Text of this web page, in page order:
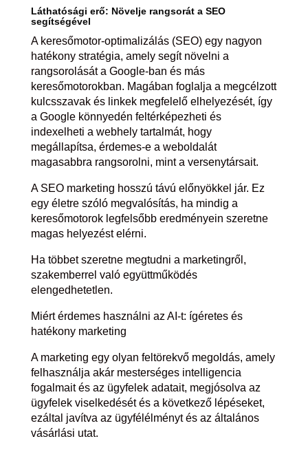
Láthatósági erő: Növelje rangsorát a SEO
segítségével
A keresőmotor-optimalizálás (SEO) egy nagyon
hatékony stratégia, amely segít növelni a
rangsorolását a Google-ban és más
keresőmotorokban. Magában foglalja a megcélzott
kulcsszavak és linkek megfelelő elhelyezését, így
a Google könnyedén feltérképezheti és
indexelheti a webhely tartalmát, hogy
megállapítsa, érdemes-e a weboldalát
magasabbra rangsorolni, mint a versenytársait.
A SEO marketing hosszú távú előnyökkel jár. Ez
egy életre szóló megvalósítás, ha mindig a
keresőmotorok legfelsőbb eredményein szeretne
magas helyezést elérni.
Ha többet szeretne megtudni a marketingről,
szakemberrel való együttműködés
elengedhetetlen.
Miért érdemes használni az AI-t: ígéretes és
hatékony marketing
A marketing egy olyan feltörekvő megoldás, amely
felhasználja akár mesterséges intelligencia
fogalmait és az ügyfelek adatait, megjósolva az
ügyfelek viselkedését és a következő lépéseket,
ezáltal javítva az ügyfélélményt és az általános
vásárlási utat.